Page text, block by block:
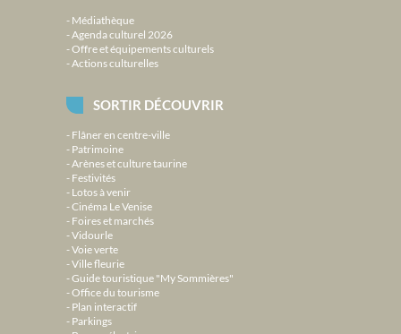
Médiathèque
Agenda culturel 2026
Offre et équipements culturels
Actions culturelles
SORTIR DÉCOUVRIR
Flâner en centre-ville
Patrimoine
Arènes et culture taurine
Festivités
Lotos à venir
Cinéma Le Venise
Foires et marchés
Vidourle
Voie verte
Ville fleurie
Guide touristique "My Sommières"
Office du tourisme
Plan interactif
Parkings